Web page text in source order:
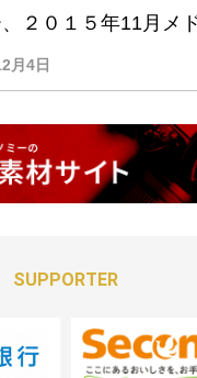
２０１５年11月メ
月4日
SUPPORTER